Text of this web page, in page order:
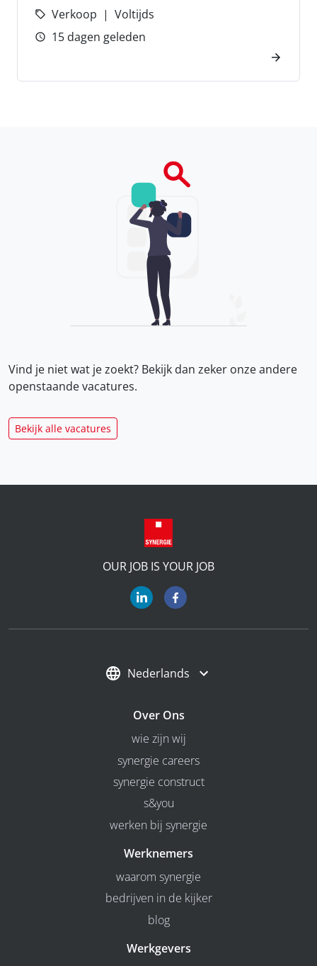
Verkoop
Voltijds
15 dagen geleden
Vind je niet wat je zoekt? Bekijk dan zeker onzeandere
openstaande vacatures.
Bekijk alle vacatures
OUR JOB IS YOUR JOB
Nederlands
Over Ons
wie zijn wij
synergie careers
synergie construct
s&you
werken bij synergie
Werknemers
waarom synergie
bedrijven in de kijker
blog
Werkgevers